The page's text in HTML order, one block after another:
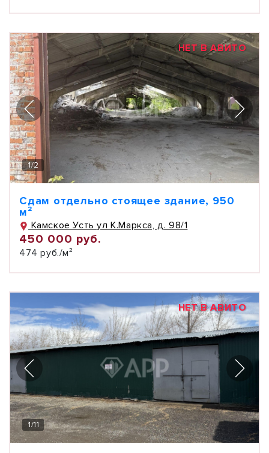
НЕТ В АВИТО
1/2
Сдам отдельно стоящее здание, 950
м²
Камское Усть ул К.Маркса, д. 98/1
450 000 руб.
474 руб./м²
НЕТ В АВИТО
1/11